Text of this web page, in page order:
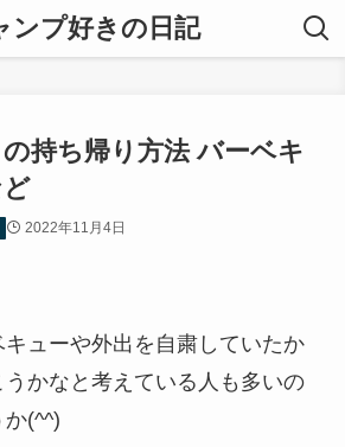
ンプ好きの日記
持ち帰り方法 バーベキ
2022年11月4日
ューや外出を自粛していたか
かなと考えている人も多いの
(^^)